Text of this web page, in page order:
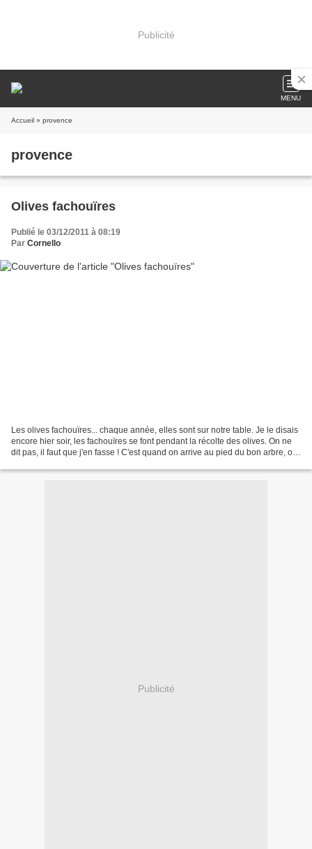
Publicité
MENU
Accueil » provence
provence
Olives fachouïres
Publié le 03/12/2011 à 08:19
Par Cornello
Les olives fachouïres... chaque année, elles sont sur notre table. Je le disais
encore hier soir, les fachouïres se font pendant la récolte des olives. On ne
dit pas, il faut que j'en fasse ! C'est quand on arrive au pied du bon arbre, où
Publicité